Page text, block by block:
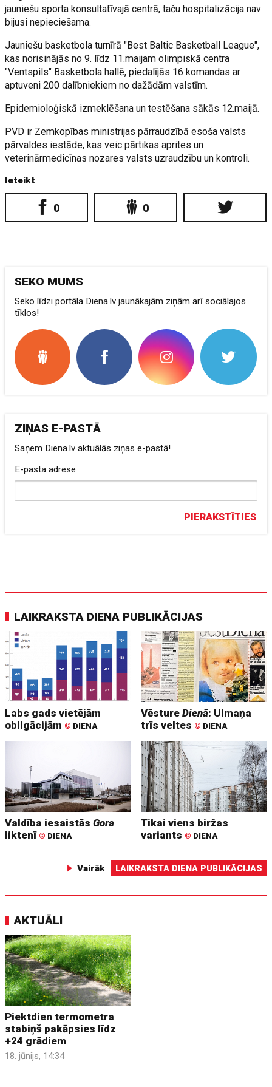
jauniešu sporta konsultatīvajā centrā, taču hospitalizācija nav
bijusi nepieciešama.
Jauniešu basketbola turnīrā "Best Baltic Basketball League",
kas norisinājās no 9. līdz 11.maijam olimpiskā centra
"Ventspils" Basketbola hallē, piedalījās 16 komandas ar
aptuveni 200 dalībniekiem no dažādām valstīm.
Epidemioloģiskā izmeklēšana un testēšana sākās 12.maijā.
PVD ir Zemkopības ministrijas pārraudzībā esoša valsts
pārvaldes iestāde, kas veic pārtikas aprites un
veterinārmedicīnas nozares valsts uzraudzību un kontroli.
Ieteikt
0 0
SEKO MUMS
Seko līdzi portāla Diena.lv jaunākajām ziņām arī sociālajos
tīklos!
ZIŅAS E-PASTĀ
Saņem Diena.lv aktuālās ziņas e-pastā!
E-pasta adrese
PIERAKSTĪTIES
LAIKRAKSTA DIENA PUBLIKĀCIJAS
Labs gads vietējām
obligācijām © DIENA
VēstureDienā: Ulmaņa
trīs veltes © DIENA
Valdība iesaistāsGora
liktenī © DIENA
Tikai viens biržas
variants © DIENA
Vairāk LAIKRAKSTA DIENA PUBLIKĀCIJAS
AKTUĀLI
Piektdien termometra
stabiņš pakāpsies līdz
+24 grādiem
18. jūnijs, 14:34